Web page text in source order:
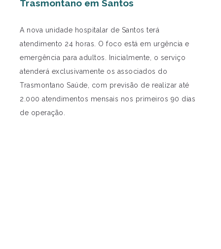
Trasmontano em Santos
A nova unidade hospitalar de Santos terá
atendimento 24 horas. O foco está em urgência e
emergência para adultos. Inicialmente, o serviço
atenderá exclusivamente os associados do
Trasmontano Saúde, com previsão de realizar até
2.000 atendimentos mensais nos primeiros 90 dias
de operação.